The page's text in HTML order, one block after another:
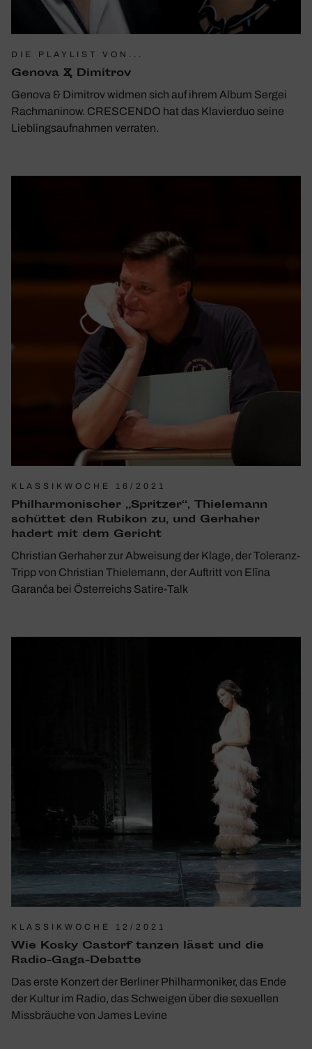
DIE PLAYLIST VON...
Genova & Dimitrov
Genova & Dimitrov widmen sich auf ihrem Album Sergei
Rachmaninow. CRESCENDO hat das Klavierduo seine
Lieblingsaufnahmen verraten.
KLASSIKWOCHE 16/2021
Phil­har­mo­ni­scher „Spritzer“, Thie­le­mann
schüttet den Rubikon zu, und Gerhaher
hadert mit dem Gericht
Christian Gerhaher zur Abweisung der Klage, der Toleranz-
Tripp von Christian Thielemann, der Auftritt von Elīna
Garanča bei Österreichs Satire-Talk
KLASSIKWOCHE 12/2021
Wie Kosky Castorf tanzen lässt und die
Radio-Gaga-Debatte
Das erste Konzert der Berliner Philharmoniker, das Ende
der Kultur im Radio, das Schweigen über die sexuellen
Missbräuche von James Levine